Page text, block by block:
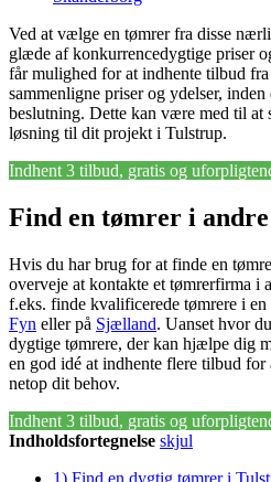
Ved at vælge en tømrer fra disse
glæde af konkurrencedygtige priser
får mulighed for at indhente tilbud
sammenligne priser og ydelser,
beslutning. Dette kan være med til at
løsning til dit projekt i Tulstrup.
Indhent 3 tilbud, gratis og
Find en tømrer i
Hvis du har brug for at finde en
overveje at kontakte et tømrerfirma i
f.eks. finde kvalificerede tømrere i en
Fyn eller på Sjælland. Uanset hvor
dygtige tømrere, der kan hjælpe dig
en god idé at indhente flere tilbud
netop dit behov.
Indhent 3 tilbud, gratis og
Indholdsfortegnelse skjul
1) Find en dygtig tømrer i